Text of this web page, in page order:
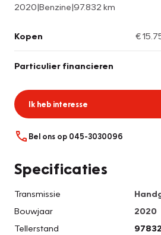
2020|Benzine|97.832 km
Kopen €
Particulier financieren
Ik heb interesse
Bel ons op 045-3030096
Specificaties
Transmissie
Bouwjaar
2020
Tellerstand